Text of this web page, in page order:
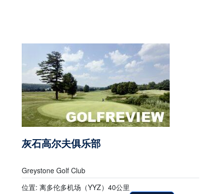
灰石高尔夫俱乐部
Greystone Golf Club
位置: 离多伦多机场（YYZ）40公里